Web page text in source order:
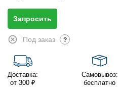
Запросить
Под заказ ?
Доставка:
от 300 ₽
Самовывоз:
бесплатно